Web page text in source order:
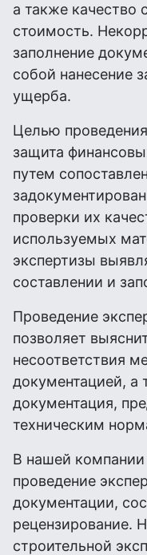
а также качество
стоимость.
заполнение
собой нанесение
ущерба.
Целью
защита
путем
проверки их
используемых
экспертизы
составлении и
Проведение
позволяет
несоответствия
документацией, а
документация,
техническим
В нашей
проведение
документации,
рецензирование.
строительной